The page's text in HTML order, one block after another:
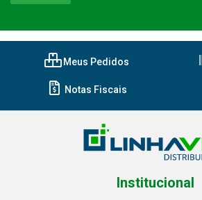
Meus Pedidos
Notas Fiscais
Institucional